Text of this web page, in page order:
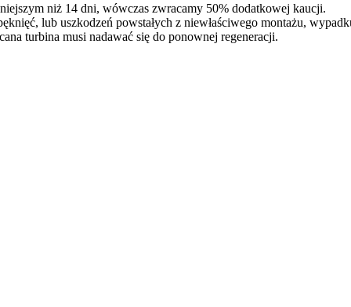
niż 14 dni, wówczas zwracamy 50% dodatkowej kaucji.
lub uszkodzeń powstałych z niewłaściwego montażu,
turbina musi nadawać się do ponownej regeneracji.